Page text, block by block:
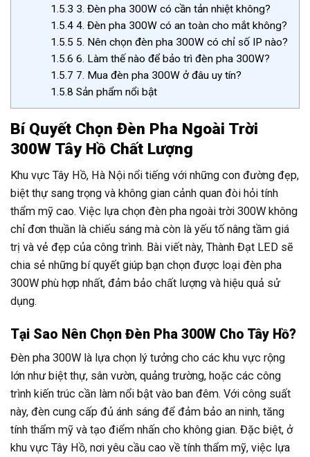
1.5.3 3. Đèn pha 300W có cần tản nhiệt không?
1.5.44. Đèn pha 300W có an toàn cho mắt không?
1.5.5 5. Nên chọn đèn pha 300W có chỉ số IP nào?
1.5.6 6. Làm thế nào để bảo trì đèn pha 300W?
1.5.7 7. Mua đèn pha 300W ở đâu uy tín?
1.5.8 Sản phẩm nổi bật
Bí Quyết Chọn Đèn Pha Ngoài Trời
300W Tây Hồ Chất Lượng
Khu vực Tây Hồ, Hà Nội nổi tiếng với những con đường đẹp,
biệt thự sang trọng và không gian cảnh quan đòi hỏi tính
thẩm mỹ cao. Việc lựa chọn đèn pha ngoài trời 300W không
chỉ đơn thuần là chiếu sáng mà còn là yếu tố nâng tầm giá
trị và vẻ đẹp của công trình. Bài viết này, Thành Đạt LED sẽ
chia sẻ những bí quyết giúp bạn chọn được loại đèn pha
300W phù hợp nhất, đảm bảo chất lượng và hiệu quả sử
dụng.
Tại Sao Nên Chọn Đèn Pha 300W Cho Tây Hồ?
Đèn pha 300W là lựa chọn lý tưởng cho các khu vực rộng
lớn như biệt thự, sân vườn, quảng trường, hoặc các công
trình kiến trúc cần làm nổi bật vào ban đêm. Với công suất
này, đèn cung cấp đủ ánh sáng để đảm bảo an ninh, tăng
tính thẩm mỹ và tạo điểm nhấn cho không gian. Đặc biệt, ở
khu vực Tây Hồ, nơi yêu cầu cao về tính thẩm mỹ, việc lựa